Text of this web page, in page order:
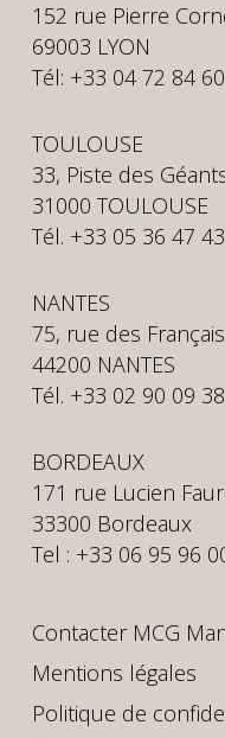
152 rue Pierre
69003 LYON
Tél: +33 04 72 84
TOULOUSE
33, Piste des
31000 TOULOUSE
Tél. +33 05 36 47
NANTES
75, rue des
44200 NANTES
Tél. +33 02 90 09
BORDEAUX
171 rue Lucien
33300 Bordeaux
Tel : +33 06 95 96
Contacter MCG
Mentions légales
Politique de